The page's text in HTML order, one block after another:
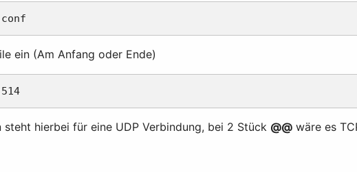
ein (Am Anfang oder Ende)
steht hierbei für eine UDP Verbindung, bei 2 Stück @@ wäre es